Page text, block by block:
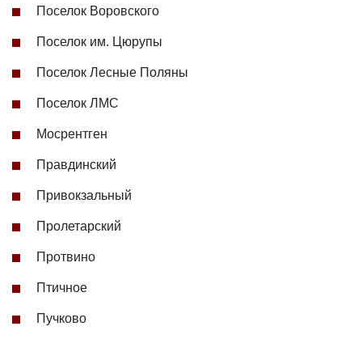
Поселок Воровского
Поселок им. Цюрупы
Поселок Лесные Поляны
Поселок ЛМС
Мосрентген
Правдинский
Привокзальный
Пролетарский
Протвино
Птичное
Пучково